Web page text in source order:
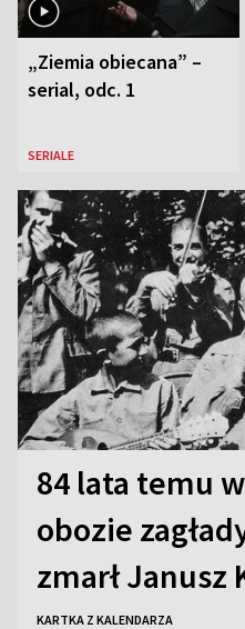
„Ziemia obiecana” –
serial, odc. 1
SERIALE
84 lata temu
obozie
zmarł Janusz
KARTKA Z KALENDARZA